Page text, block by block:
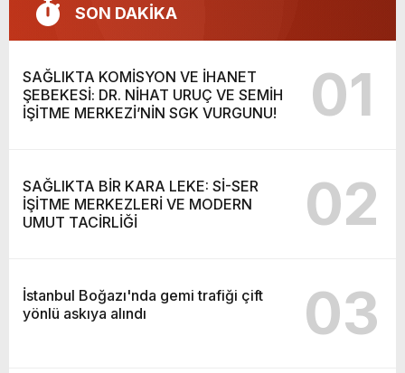
SON DAKİKA
SAĞLIKTA KOMİSYON VE İHANET
ŞEBEKESİ: DR. NİHAT URUÇ VE SEMİH
İŞİTME MERKEZİ’NİN SGK VURGUNU!
01
SAĞLIKTA BİR KARA LEKE: Sİ-SER
İŞİTME MERKEZLERİ VE MODERN
UMUT TACİRLİĞİ
02
İstanbul Boğazı'nda gemi trafiği çift
yönlü askıya alındı
03